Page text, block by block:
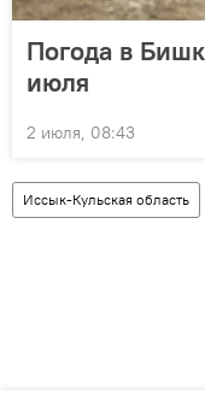
Погода в
июля
2 июля, 08:43
Иссык-Кульская область